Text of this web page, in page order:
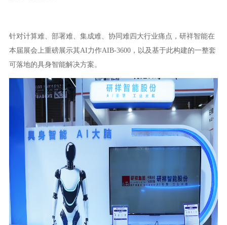
针对计算难、部署难、集成难、协同难四大行业痛点，研祥智能在
本届展会上重磅展示其AI力作AIB-3600，以及基于此构建的一整套
可落地的具身智能解决方案。